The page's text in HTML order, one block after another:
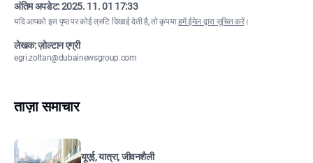
अंतिम अपडेट:2025. 11. 01 17:33
यदि आपको इस पृष्ठ पर कोई त्रुटि दिखाई देती है, तो कृपयाहमें ईमेल द्वारा सूचित करें।
लेखक: ज़ोल्टान एग्री
egri.zoltan@dubainewsgroup.com
ताज़ा समाचार
यूएई, यात्रा, जीवनशैली